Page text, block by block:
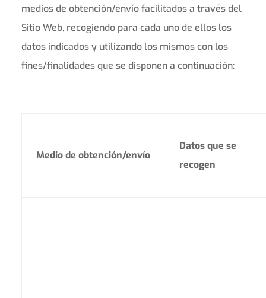
medios de obtención/envío facilitados a través del
Sitio Web, recogiendo para cada uno de ellos los
datos indicados y utilizando los mismos con los
fines/finalidades que se disponen a continuación:
Medio de obtención/envío
Datos que se
recogen